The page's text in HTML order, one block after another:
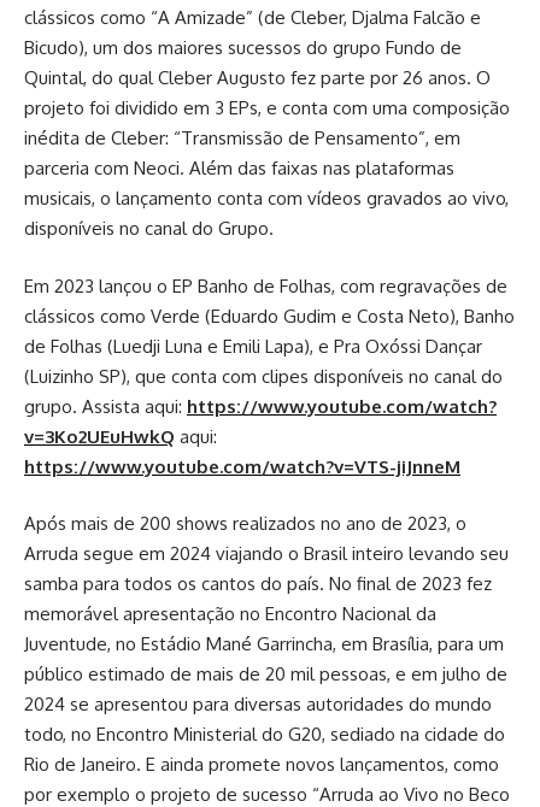
clássicos como “A Amizade” (de Cleber, Djalma Falcão e
Bicudo), um dos maiores sucessos do grupo Fundo de
Quintal, do qual Cleber Augusto fez parte por 26 anos. O
projeto foi dividido em 3 EPs, e conta com uma composição
inédita de Cleber: “Transmissão de Pensamento”, em
parceria com Neoci. Além das faixas nas plataformas
musicais, o lançamento conta com vídeos gravados ao vivo,
disponíveis no canal do Grupo.
Em 2023 lançou o EP Banho de Folhas, com regravações de
clássicos como Verde (Eduardo Gudim e Costa Neto), Banho
de Folhas (Luedji Luna e Emili Lapa), e Pra Oxóssi Dançar
(Luizinho SP), que conta com clipes disponíveis no canal do
grupo. Assista aqui: https://www.youtube.com/watch?
v=3Ko2UEuHwkQ aqui:
https://www.youtube.com/watch?v=VTS-jiJnneM
Após mais de 200 shows realizados no ano de 2023, o
Arruda segue em 2024 viajando o Brasil inteiro levando seu
samba para todos os cantos do país. No final de 2023 fez
memorável apresentação no Encontro Nacional da
Juventude, no Estádio Mané Garrincha, em Brasília, para um
público estimado de mais de 20 mil pessoas, e em julho de
2024 se apresentou para diversas autoridades do mundo
todo, no Encontro Ministerial do G20, sediado na cidade do
Rio de Janeiro. E ainda promete novos lançamentos, como
por exemplo o projeto de sucesso “Arruda ao Vivo no Beco